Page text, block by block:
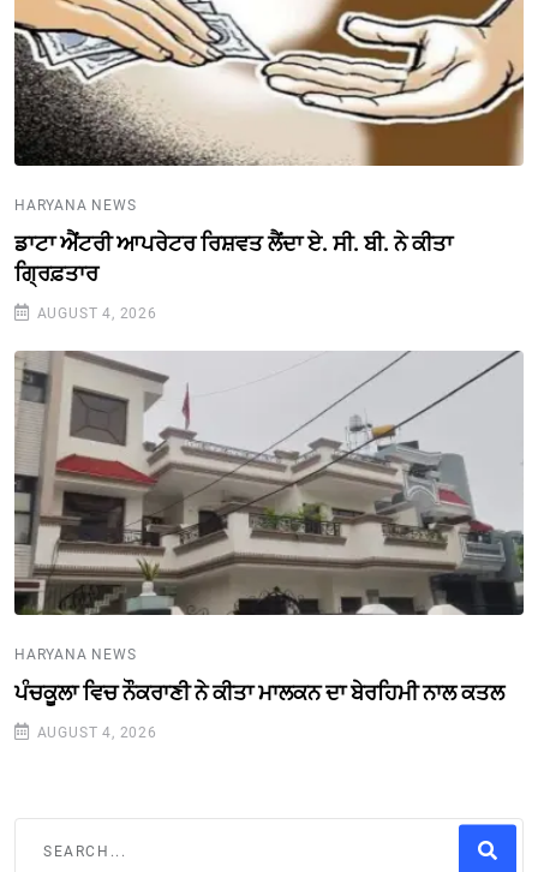
HARYANA NEWS
ਡਾਟਾ ਐਂਟਰੀ ਆਪਰੇਟਰ ਰਿਸ਼ਵਤ ਲੈਂਦਾ ਏ. ਸੀ. ਬੀ. ਨੇ ਕੀਤਾ
ਗ੍ਰਿਫ਼ਤਾਰ
AUGUST 4, 2026
HARYANA NEWS
ਪੰਚਕੂਲਾ ਵਿਚ ਨੌਕਰਾਣੀ ਨੇ ਕੀਤਾ ਮਾਲਕਨ ਦਾ ਬੇਰਹਿਮੀ ਨਾਲ ਕਤਲ
AUGUST 4, 2026